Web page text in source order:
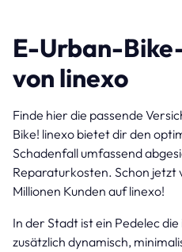
E-Urban-
von linexo
Finde hier die passende
Bike! linexo bietet dir den
Schadenfall umfassend
Reparaturkosten. Schon jetzt
Millionen Kunden auf linexo!
In der Stadt ist ein Pedelec
zusätzlich dynamisch,